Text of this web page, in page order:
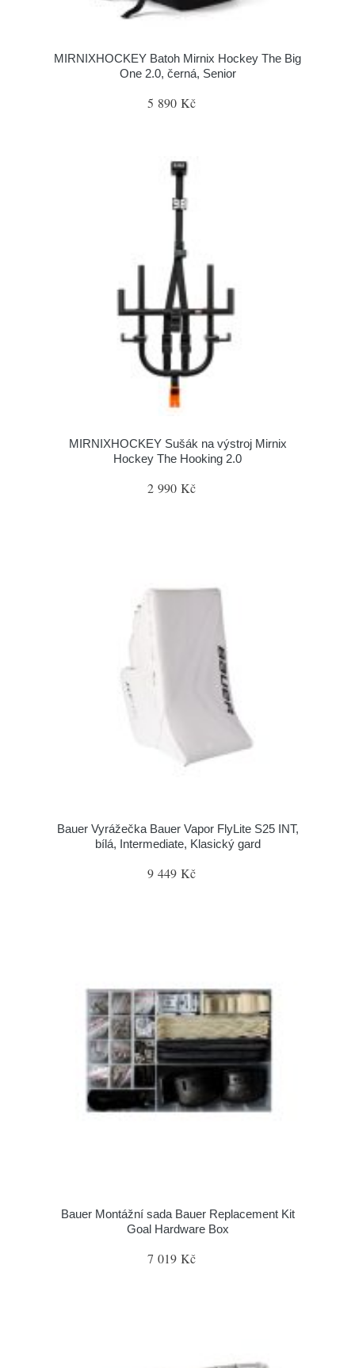
MIRNIXHOCKEY Batoh Mirnix Hockey The Big
One 2.0, černá, Senior
5 890 Kč
MIRNIXHOCKEY Sušák na výstroj Mirnix
Hockey The Hooking 2.0
2 990 Kč
Bauer Vyrážečka Bauer Vapor FlyLite S25 INT,
bílá, Intermediate, Klasický gard
9 449 Kč
Bauer Montážní sada Bauer Replacement Kit
Goal Hardware Box
7 019 Kč